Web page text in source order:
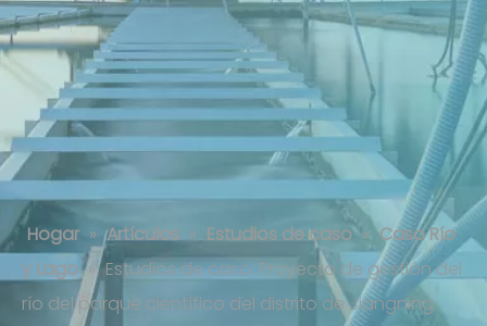
Estudios de caso: Proyecto de
gestión del río del parque científico
del distrito de Jiangning
Hogar » Artículos » Estudios de caso » Caso Río
y Lago » Estudios de caso: Proyecto de gestión del
río del parque científico del distrito de Jiangning